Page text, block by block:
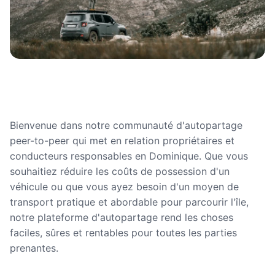
Bienvenue dans notre communauté d'autopartage
peer-to-peer qui met en relation propriétaires et
conducteurs responsables en Dominique. Que vous
souhaitiez réduire les coûts de possession d'un
véhicule ou que vous ayez besoin d'un moyen de
transport pratique et abordable pour parcourir l'île,
notre plateforme d'autopartage rend les choses
faciles, sûres et rentables pour toutes les parties
prenantes.